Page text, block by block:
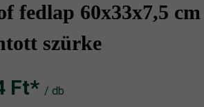
fedlap 60x33x7,5
szürke
Ft‎‎‎*/ db